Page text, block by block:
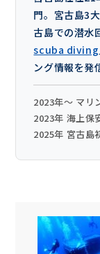
門。宮古島3
古島での潜水
scuba diving
ング情報を発
2023年〜 マリ
2023年 海上保
2025年 宮古島